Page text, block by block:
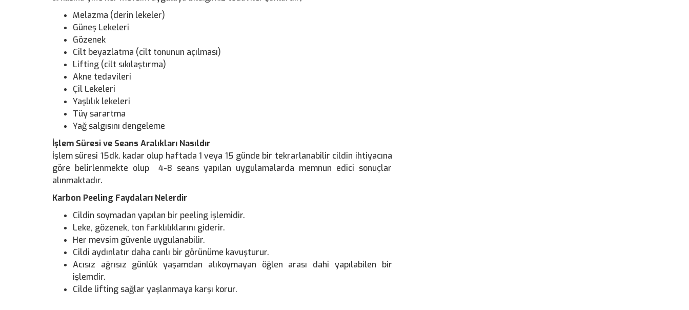
Melazma (derin lekeler)
Güneş Lekeleri
Gözenek
Cilt beyazlatma (cilt tonunun açılması)
Lifting (cilt sıkılaştırma)
Akne tedavileri
Çil Lekeleri
Yaşlılık lekeleri
Tüy sarartma
Yağ salgısını dengeleme
İşlem Süresi ve Seans Aralıkları Nasıldır
İşlem süresi 15dk. kadar olup haftada 1 veya 15 günde bir tekrarlanabilir cildin ihtiyacına
göre belirlenmekte olup 4-8 seans yapılan uygulamalarda memnun edici sonuçlar
alınmaktadır.
Karbon Peeling Faydaları Nelerdir
Cildin soymadan yapılan bir peeling işlemidir.
Leke, gözenek, ton farklılıklarını giderir.
Her mevsim güvenle uygulanabilir.
Cildi aydınlatır daha canlı bir görünüme kavuşturur.
Acısız ağrısız günlük yaşamdan alıkoymayan öğlen arası dahi yapılabilen bir
işlemdir.
Cilde lifting sağlar yaşlanmaya karşı korur.